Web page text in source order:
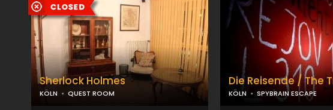
Sherlock Holmes
KÖLN QUEST ROOM
Die Reisende / The
KÖLN SPYBRAIN ESCAPE